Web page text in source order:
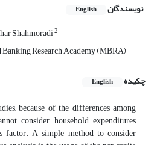
نویسندگان English
Shahmoradi2
Research Academy (MBRA)
چکیده
English
because of the differences among
consider household expenditures
A simple method to consider